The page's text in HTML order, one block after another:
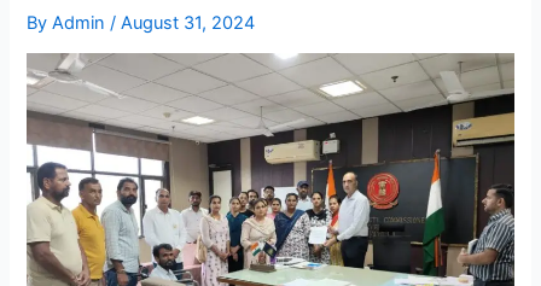
ByAdmin/August 31, 2024